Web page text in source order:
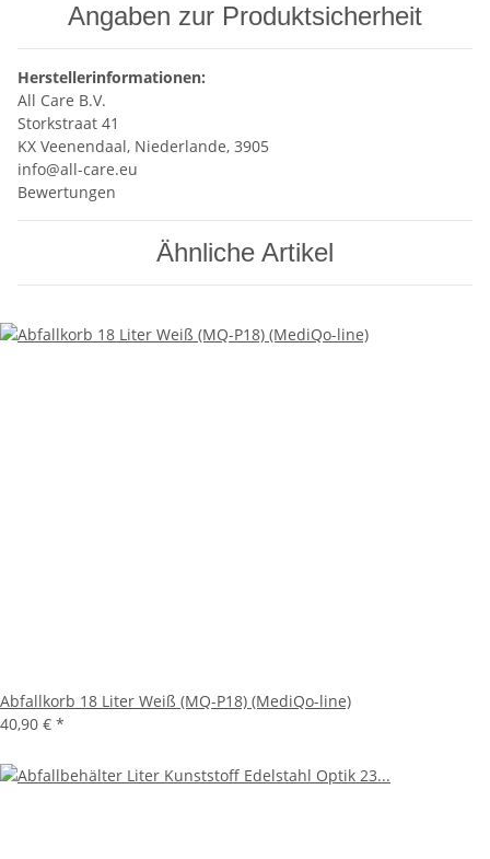
Angaben zur Produktsicherheit
Herstellerinformationen:
All Care B.V.
Storkstraat 41
KX Veenendaal, Niederlande, 3905
info@all-care.eu
Bewertungen
Ähnliche Artikel
Abfallkorb 18 Liter Weiß (MQ-P18) (MediQo-line)
40,90 € *